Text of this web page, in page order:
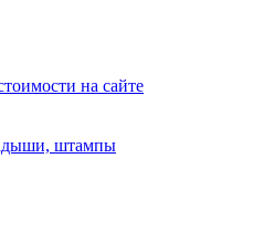
на сайте
штампы